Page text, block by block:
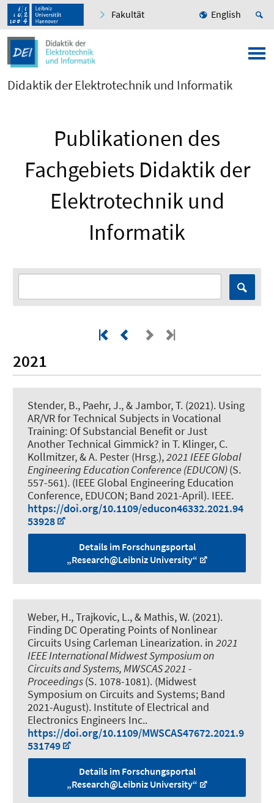
Fakultät English
Didaktik der Elektrotechnik und Informatik
Publikationen des
Fachgebiets Didaktik der
Elektrotechnik und
Informatik
2021
Stender, B., Paehr, J., & Jambor, T. (2021). Using
AR/VR for Technical Subjects in Vocational
Training: Of Substancial Benefit or Just
Another Technical Gimmick? in T. Klinger, C.
Kollmitzer, & A. Pester (Hrsg.),2021 IEEE Global
Engineering Education Conference (EDUCON)(S.
557-561). (IEEE Global Engineering Education
Conference, EDUCON; Band 2021-April). IEEE.
https://doi.org/10.1109/educon46332.2021.94
53928
Details im Forschungsportal
„Research@Leibniz University“
Weber, H., Trajkovic, L., & Mathis, W. (2021).
Finding DC Operating Points of Nonlinear
Circuits Using Carleman Linearization. in 2021
IEEE International Midwest Symposium on
Circuits and Systems, MWSCAS 2021 -
Proceedings(S. 1078-1081). (Midwest
Symposium on Circuits and Systems; Band
2021-August). Institute of Electrical and
Electronics Engineers Inc..
https://doi.org/10.1109/MWSCAS47672.2021.9
531749
Details im Forschungsportal
„Research@Leibniz University“